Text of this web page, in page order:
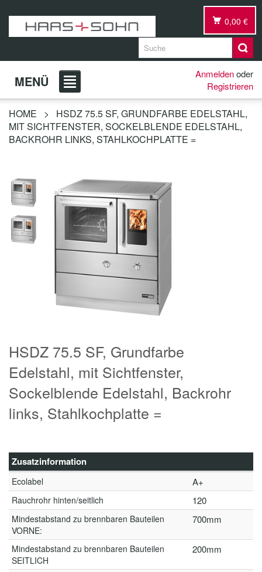
0,00 €
MENÜ Anmeldenoder
Registrieren
HOME >
HSDZ 75.5 SF, GRUNDFARBE EDELSTAHL,
MIT SICHTFENSTER, SOCKELBLENDE EDELSTAHL,
BACKROHR LINKS, STAHLKOCHPLATTE =
HSDZ 75.5 SF, Grundfarbe
Edelstahl, mit Sichtfenster,
Sockelblende Edelstahl, Backrohr
links, Stahlkochplatte =
Zusatzinformation
Ecolabel A+
Rauchrohr hinten/seitlich 120
Mindestabstand zu brennbaren Bauteilen
VORNE:
700mm
Mindestabstand zu brennbaren Bauteilen
SEITLICH
200mm